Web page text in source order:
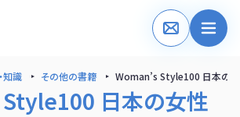
日本の女性
知識 その他の書籍 Woman’s Style100 日本の